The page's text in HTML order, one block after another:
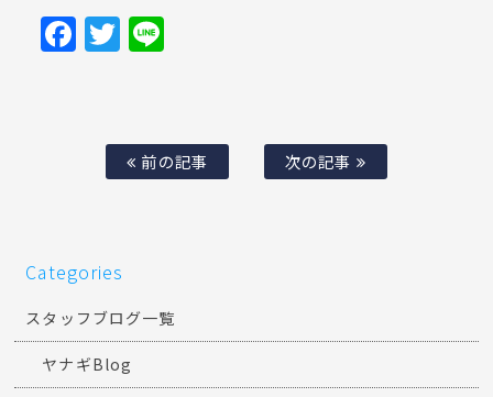
Facebook
Twitter
前の記事 次の記事
Categories
スタッフブログ一覧
ヤナギBlog